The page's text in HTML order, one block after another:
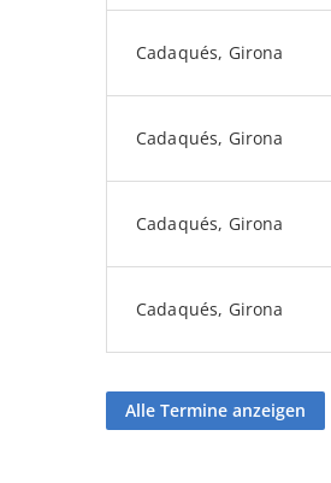
Cadaqués, Girona
Cadaqués, Girona
Cadaqués, Girona
Cadaqués, Girona
Alle Termine anzeigen